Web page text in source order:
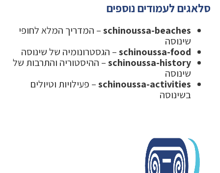
סלאגים לעמודים נוספים
schinoussa-beaches– המדריך המלא לחופי
שינוסה
schinoussa-food– הגסטרונומיה של שינוסה
schinoussa-history– ההיסטוריה והתרבות של
שינוסה
schinoussa-activities– פעילויות וטיולים
בשינוסה